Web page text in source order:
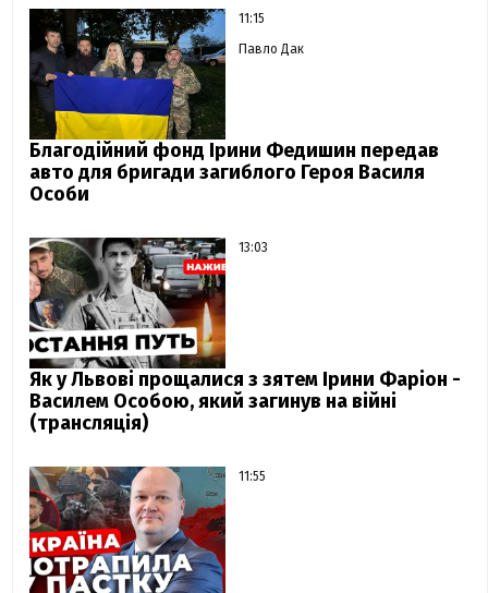
11:15
Павло Дак
Благодійний фонд Ірини Федишин передав
авто для бригади загиблого Героя Василя
Особи
13:03
Як у Львові прощалися з зятем Ірини Фаріон -
Василем Особою, який загинув на війні
(трансляція)
11:55